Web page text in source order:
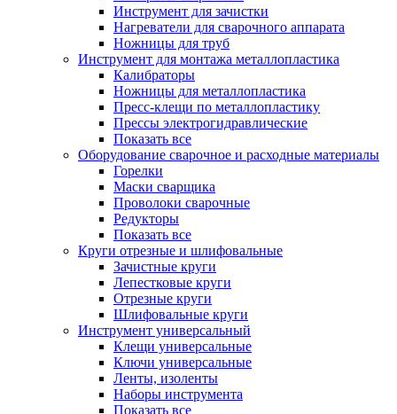
Инструмент для зачистки
Нагреватели для сварочного аппарата
Ножницы для труб
Инструмент для монтажа металлопластика
Калибраторы
Ножницы для металлопластика
Пресс-клещи по металлопластику
Прессы электрогидравлические
Показать все
Оборудование сварочное и расходные материалы
Горелки
Маски сварщика
Проволоки сварочные
Редукторы
Показать все
Круги отрезные и шлифовальные
Зачистные круги
Лепестковые круги
Отрезные круги
Шлифовальные круги
Инструмент универсальный
Клещи универсальные
Ключи универсальные
Ленты, изоленты
Наборы инструмента
Показать все